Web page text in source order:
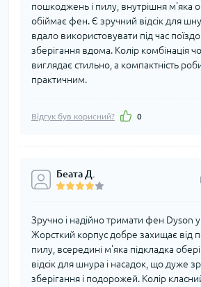
пошкоджень і пилу, внутрішня м'яка
обіймає фен. Є зручний відсік для
вдало використовувати під час
зберігання вдома. Колір комбінація
виглядає стильно, а компактність
практичним.
Відгук був корисний? 0
Беата Д.
Зручно і надійно тримати фен Dyson
Жорсткий корпус добре захищає від
пилу, всередині м'яка підкладка
відсік для шнура і насадок, що дуже
зберігання і подорожей. Колір